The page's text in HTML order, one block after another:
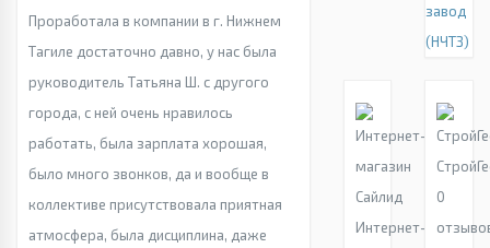
Проработала в компании в г. Нижнем
Тагиле достаточно давно, у нас была
руководитель Татьяна Ш. с другого
города, с ней очень нравилось
работать, была зарплата хорошая,
было много звонков, да и вообще в
коллективе присутствовала приятная
атмосфера, была дисциплина, даже
завод
(НЧТЗ)
Интернет-
0